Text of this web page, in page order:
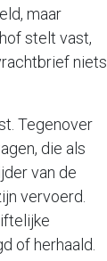
maar
stelt vast,
niets
Tegenover
die als
van de
vervoerd.
of herhaald.